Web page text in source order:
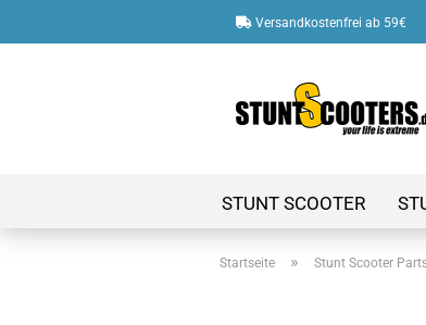
Versandkostenfrei ab 59€
STUNT SCOOTER
Startseite » Stunt Scooter